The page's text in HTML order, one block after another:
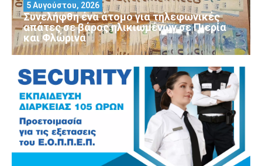
Συνελήφθη ένα άτομο για τηλεφωνικές
απάτες σε βάρος ηλικιωμένων σε Πιερία
και Φλώρινα
5 Αυγούστου, 2026